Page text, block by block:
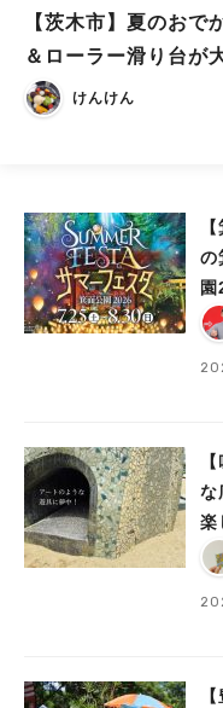
【茨木市】夏のおで
＆ローラー滑り台が
けんけん
の
園
な
楽